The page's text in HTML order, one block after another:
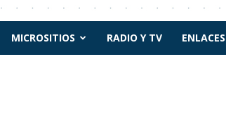
MICROSITIOS RADIO Y TV ENLACES